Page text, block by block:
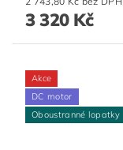
3 320 Kč
Akce
DC motor
Oboustranné lopatky